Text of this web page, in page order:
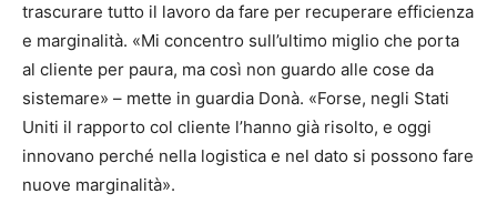
trascurare tutto il lavoro da fare per recuperare efficienza
e marginalità. «Mi concentro sull’ultimo miglio che porta
al cliente per paura, ma così non guardo alle cose da
sistemare» – mette in guardia Donà. «Forse, negli Stati
Uniti il rapporto col cliente l’hanno già risolto, e oggi
innovano perché nella logistica e nel dato si possono fare
nuove marginalità».